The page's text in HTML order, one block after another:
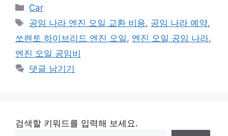
카
테
리
Car
태
그
공임 나라 엔진 오일 교환 비용, 공임 나라 예약,
쏘렌토 하이브리드 엔진 오일, 엔진 오일 공임 나라,
엔진 오일 공임비
댓글 남기기
검색할 키워드를 입력해 보세요.